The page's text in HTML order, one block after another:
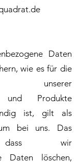
Daten
wie es für die
unserer
und Produkte
ist, gilt als
bei uns. Das
dass wir
Daten löschen,